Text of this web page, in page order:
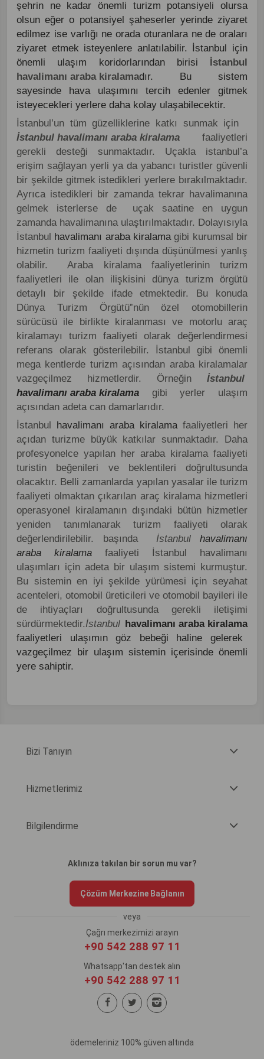
şehrin ne kadar önemli turizm potansiyeli olursa
olsun eğer o potansiyel şaheserler yerinde ziyaret
edilmez ise varlığı ne orada oturanlara ne de oraları
ziyaret etmek isteyenlere anlatılabilir. İstanbul için
önemli ulaşım koridorlarından birisi
İstanbul
havalimanı araba kiralamadır. Bu sistem
sayesinde hava ulaşımını tercih edenler gitmek
isteyecekleri yerlere daha kolay ulaşabilecektir.
İstanbul’un tüm güzelliklerine katkı sunmak için
İstanbul havalimanı araba kiralama faaliyetleri
gerekli desteği sunmaktadır. Uçakla istanbul’a
erişim sağlayan yerli ya da yabancı turistler güvenli
bir şekilde gitmek istedikleri yerlere bırakılmaktadır.
Ayrıca istedikleri bir zamanda tekrar havalimanına
gelmek isterlerse de uçak saatine en uygun
zamanda havalimanına ulaştırılmaktadır. Dolayısıyla
İstanbul havalimanı araba kiralamagibi kurumsal bir
hizmetin turizm faaliyeti dışında düşünülmesi yanlış
olabilir. Araba kiralama faaliyetlerinin turizm
faaliyetleri ile olan ilişkisini dünya turizm örgütü
detaylı bir şekilde ifade etmektedir. Bu konuda
Dünya Turizm Örgütü‟nün özel otomobillerin
sürücüsü ile birlikte kiralanması ve motorlu araç
kiralamayı turizm faaliyeti olarak değerlendirmesi
referans olarak gösterilebilir. İstanbul gibi önemli
mega kentlerde turizm açısından araba kiralamalar
vazgeçilmez hizmetlerdir. Örneğin
İstanbul
havalimanı araba kiralama gibi yerler ulaşım
açısından adeta can damarlarıdır.
İstanbul havalimanı araba kiralamafaaliyetleri her
açıdan turizme büyük katkılar sunmaktadır. Daha
profesyonelce yapılan her araba kiralama faaliyeti
turistin beğenileri ve beklentileri doğrultusunda
olacaktır. Belli zamanlarda yapılan yasalar ile turizm
faaliyeti olmaktan çıkarılan araç kiralama hizmetleri
operasyonel kiralamanın dışındaki bütün hizmetler
yeniden tanımlanarak turizm faaliyeti olarak
değerlendirilebilir. başında İstanbul havalimanı
araba kiralama faaliyeti İstanbul havalimanı
ulaşımları için adeta bir ulaşım sistemi kurmuştur.
Bu sistemin en iyi şekilde yürümesi için seyahat
acenteleri, otomobil üreticileri ve otomobil bayileri ile
de ihtiyaçları doğrultusunda gerekli iletişimi
sürdürmektedir.İstanbul havalimanı araba kiralama
faaliyetleri ulaşımın göz bebeği haline gelerek
vazgeçilmez bir ulaşım sistemin içerisinde önemli
yere sahiptir.
Bizi Tanıyın
Hizmetlerimiz
Bilgilendirme
Aklınıza takılan bir sorun mu var?
Çözüm Merkezine Bağlanın
veya
Çağrı merkezimizi arayın
+90 542 288 97 11
Whatsapp'tan destek alın
+90 542 288 97 11
ödemeleriniz 100% güven altında